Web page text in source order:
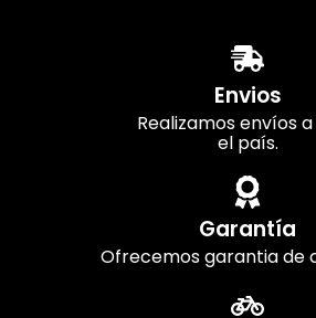
Envios
Realizamos envíos
el país.
Garantía
Ofrecemos garantia de